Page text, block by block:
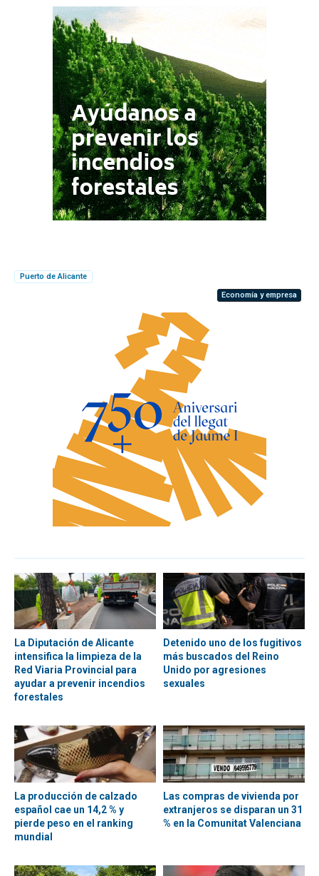
Puerto de Alicante
Economía y empresa
La Diputación de Alicante
intensifica la limpieza de la
Red Viaria Provincial para
ayudar a prevenir incendios
forestales
Detenido uno de los fugitivos
más buscados del Reino
Unido por agresiones
sexuales
La producción de calzado
español cae un 14,2 % y
pierde peso en el ranking
mundial
Las compras de vivienda por
extranjeros se disparan un 31
% en la Comunitat Valenciana